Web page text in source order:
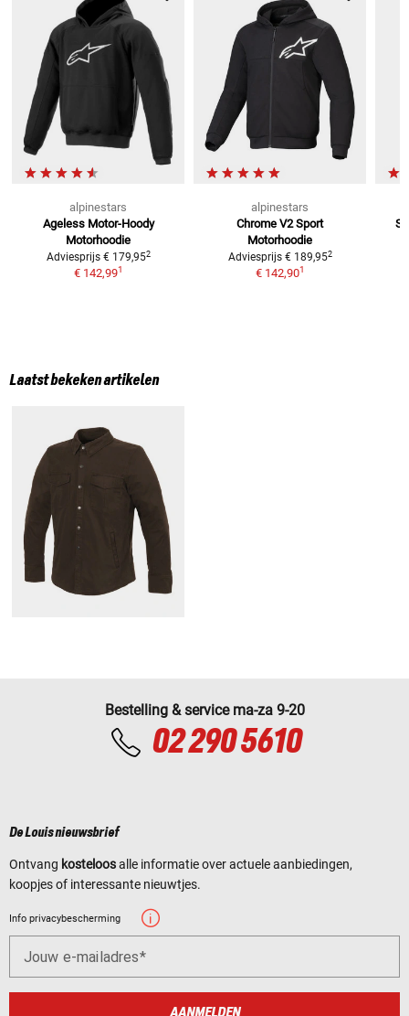
alpinestars
Ageless Motor-Hoody
Motorhoodie
Adviesprijs € 179,952
€ 142,991
alpinestars
Chrome V2 Sport
Motorhoodie
Adviesprijs € 189,952
€ 142,901
Laatst bekeken artikelen
Bestelling & service ma-za 9-20
02 290 5610
De Louis nieuwsbrief
Ontvang kosteloosalle informatie over actuele aanbiedingen,
koopjes of interessante nieuwtjes.
Info privacybescherming
Jouw e-mailadres